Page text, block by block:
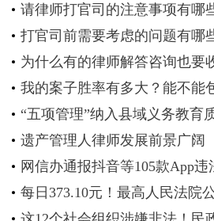
请律师打官司的注意事项有哪
打官司前需要考虑的问题有哪
为什么有的律师解答咨询也要
我的案子胜率有多大？能不能
“五项管理”纳入县域义务教育
遗产管理人律师发展前景广阔
网信办通报抖音等105款App
每日373.10元！最高人民法院